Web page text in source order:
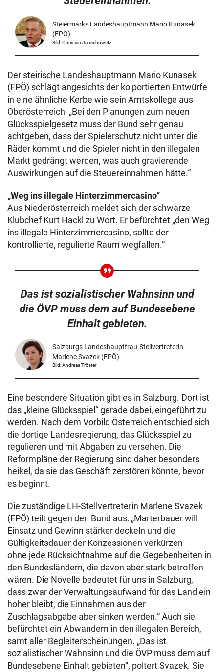
Steiermarks Landeshauptmann Mario Kunasek
(FPÖ)
Bild: Christian Jauschowetz
Der steirische Landeshauptmann Mario Kunasek
(FPÖ) schlägt angesichts der kolportierten Entwürfe
in eine ähnliche Kerbe wie sein Amtskollege aus
Oberösterreich: „Bei den Planungen zum neuen
Glücksspielgesetz muss der Bund sehr genau
achtgeben, dass der Spielerschutz nicht unter die
Räder kommt und die Spieler nicht in den illegalen
Markt gedrängt werden, was auch gravierende
Auswirkungen auf die Steuereinnahmen hätte.“
„Weg ins illegale Hinterzimmercasino“
Aus Niederösterreich meldet sich der schwarze
Klubchef Kurt Hackl zu Wort. Er befürchtet „den Weg
ins illegale Hinterzimmercasino, sollte der
kontrollierte, regulierte Raum wegfallen.“
Das ist sozialistischer Wahnsinn und
die ÖVP muss dem auf Bundesebene
Einhalt gebieten.
Salzburgs Landeshauptfrau-Stellvertreterin
Marlene Svazek (FPÖ)
Bild: Andreas Tröster
Eine besondere Situation gibt es in Salzburg. Dort ist
das „kleine Glücksspiel“ gerade dabei, eingeführt zu
werden. Nach dem Vorbild Österreich entschied sich
die dortige Landesregierung, das Glücksspiel zu
regulieren und mit Abgaben zu versehen. Die
Reformpläne der Regierung sind daher besonders
heikel, da sie das Geschäft zerstören könnte, bevor
es beginnt.
Die zuständige LH-Stellvertreterin Marlene Svazek
(FPÖ) teilt gegen den Bund aus: „Marterbauer will
Einsatz und Gewinn stärker deckeln und die
Gültigkeitsdauer der Konzessionen verkürzen –
ohne jede Rücksichtnahme auf die Gegebenheiten in
den Bundesländern, die davon aber stark betroffen
wären. Die Novelle bedeutet für uns in Salzburg,
dass zwar der Verwaltungsaufwand für das Land ein
hoher bleibt, die Einnahmen aus der
Zuschlagsabgabe aber sinken werden.“ Auch sie
befürchtet ein Abwandern in den illegalen Bereich,
samt aller Begleiterscheinungen. „Das ist
sozialistischer Wahnsinn und die ÖVP muss dem auf
Bundesebene Einhalt gebieten“, poltert Svazek. Sie